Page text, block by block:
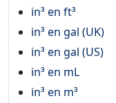
in³ en ft³
in³ en gal (UK)
in³ en gal (US)
in³ en mL
in³ en m³